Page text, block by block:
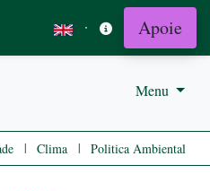
· Apoie
Menu
| Clima | Politica Ambiental